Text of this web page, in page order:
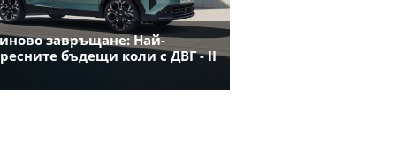
завръщане: Най-
бъдещи коли с ДВГ - II